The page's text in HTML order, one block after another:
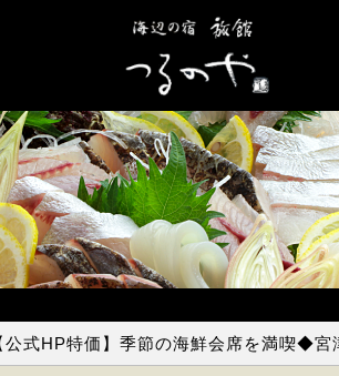
公式HP特価】季節の海鮮会席を満喫◆宮